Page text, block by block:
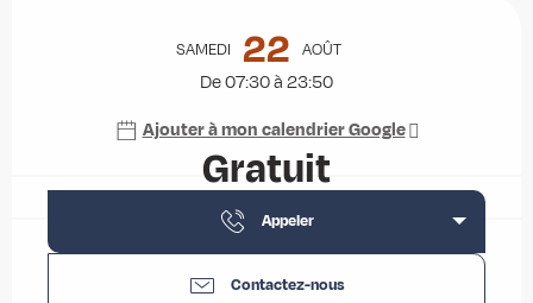
SAMEDI 22 AOÛT
De 07:30 à 23:50
Ajouter à mon calendrier Google
Gratuit
Appeler
Contactez-nous